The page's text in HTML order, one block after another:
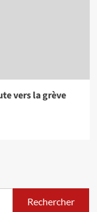
vers la grève
Rechercher